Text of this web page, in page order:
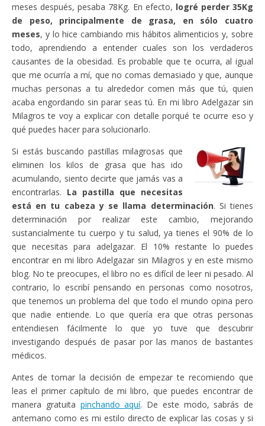
meses después, pesaba 78Kg. En efecto, logré perder 35Kg
de peso, principalmente de grasa, en sólo cuatro
meses, y lo hice cambiando mis hábitos alimenticios y, sobre
todo, aprendiendo a entender cuales son los verdaderos
causantes de la obesidad. Es probable que te ocurra, al igual
que me ocurría a mí, que no comas demasiado y que, aunque
muchas personas a tu alrededor comen más que tú, quien
acaba engordando sin parar seas tú. En mi libro Adelgazar sin
Milagros te voy a explicar con detalle porqué te ocurre eso y
qué puedes hacer para solucionarlo.
Si estás buscando pastillas milagrosas que
eliminen los kilos de grasa que has ido
acumulando, siento decirte que jamás vas a
encontrarlas. La pastilla que necesitas
está en tu cabeza y se llama determinación. Si tienes
determinación por realizar este cambio, mejorando
sustancialmente tu cuerpo y tu salud, ya tienes el 90% de lo
que necesitas para adelgazar. El 10% restante lo puedes
encontrar en mi libro Adelgazar sin Milagros y en este mismo
blog. No te preocupes, el libro no es difícil de leer ni pesado. Al
contrario, lo escribí pensando en personas como nosotros,
que tenemos un problema del que todo el mundo opina pero
que nadie entiende. Lo que quería era que otras personas
entendiesen fácilmente lo que yo tuve que descubrir
investigando después de pasar por las manos de bastantes
médicos.
Antes de tomar la decisión de empezar te recomiendo que
leas el primer capítulo de mi libro, que puedes encontrar de
manera gratuita pinchando aquí. De este modo, sabrás de
antemano como es mi estilo directo de explicar las cosas y si